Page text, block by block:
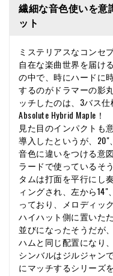
繊細な音色使いを意
ット
ミステリアスなコンセ
自在な楽曲世界を届け
の中で、時にハードに
するのがドラマーの影
ッチしたのは、3バス仕
Absolute Hybrid Maple
見た目のインパクトも
導入したというが、
音色に違いをつける意
ラードで使っているそ
タムは打面を平行にし
ィングされ、左から14"
っており、メロディッ
ハイハット側に置いた
並びになったそうだが
ハムと同じ配置になり
シンバルはジルジャン
にマッチするシリーズ